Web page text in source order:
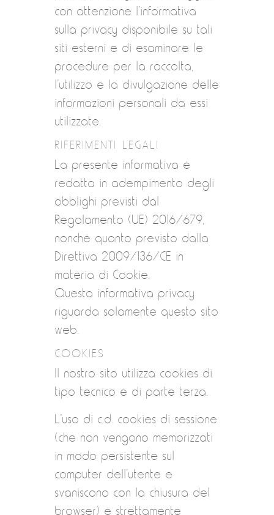
con attenzione l’informativa
sulla privacy disponibile su tali
siti esterni e di esaminare le
procedure per la raccolta,
l’utilizzo e la divulgazione delle
informazioni personali da essi
utilizzate.
RIFERIMENTI LEGALI
La presente informativa è
redatta in adempimento degli
obblighi previsti dal
Regolamento (UE) 2016/679,
nonché quanto previsto dalla
Direttiva 2009/136/CE in
materia di Cookie.
Questa informativa privacy
riguarda solamente questo sito
web.
COOKIES
Il nostro sito utilizza cookies di
tipo tecnico e di parte terza.
L’uso di c.d. cookies di sessione
(che non vengono memorizzati
in modo persistente sul
computer dell’utente e
svaniscono con la chiusura del
browser) è strettamente